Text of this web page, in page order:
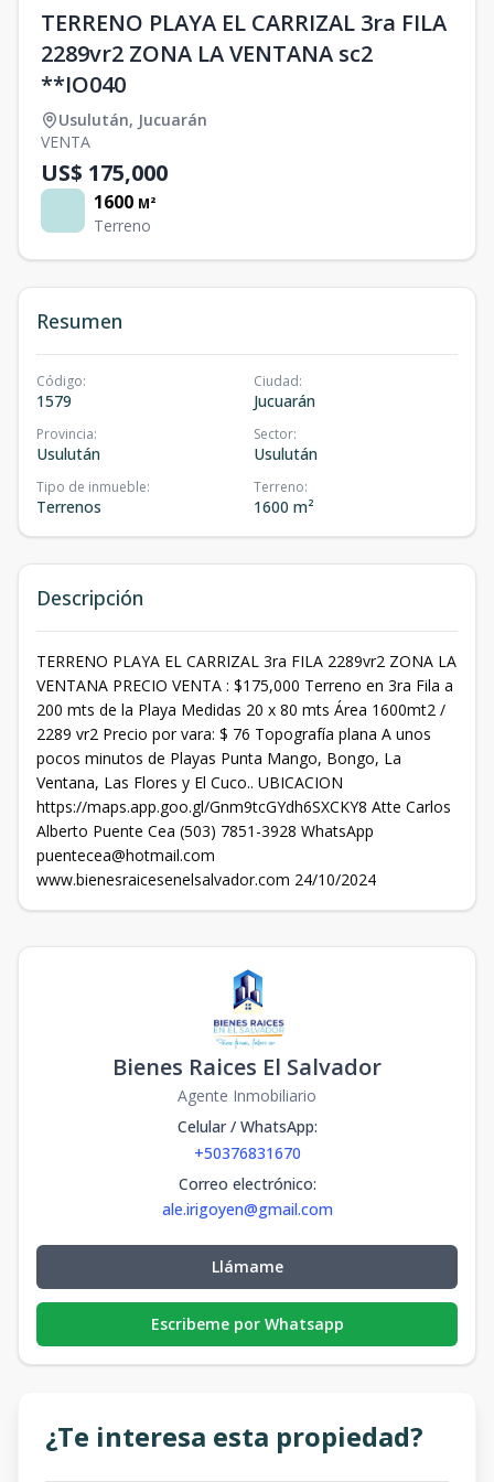
TERRENO PLAYA EL CARRIZAL 3ra FILA
2289vr2 ZONA LA VENTANA sc2
**IO040
Usulután, Jucuarán
VENTA
US$ 175,000
1600 M²
Terreno
Resumen
Código:
1579
Ciudad:
Jucuarán
Provincia:
Usulután
Sector:
Usulután
Tipo de inmueble:
Terrenos
Terreno:
1600 m²
Descripción
TERRENO PLAYA EL CARRIZAL 3ra FILA 2289vr2 ZONA LA
VENTANA PRECIO VENTA : $175,000 Terreno en 3ra Fila a
200 mts de la Playa Medidas 20 x 80 mts Área 1600mt2 /
2289 vr2 Precio por vara: $ 76 Topografía plana A unos
pocos minutos de Playas Punta Mango, Bongo, La
Ventana, Las Flores y El Cuco.. UBICACION
https://maps.app.goo.gl/Gnm9tcGYdh6SXCKY8 Atte Carlos
Alberto Puente Cea (503) 7851-3928 WhatsApp
puentecea@hotmail.com
www.bienesraicesenelsalvador.com 24/10/2024
Bienes Raices El Salvador
Agente Inmobiliario
Celular / WhatsApp:
+50376831670
Correo electrónico:
ale.irigoyen@gmail.com
Llámame
Escribeme por Whatsapp
¿Te interesa esta propiedad?